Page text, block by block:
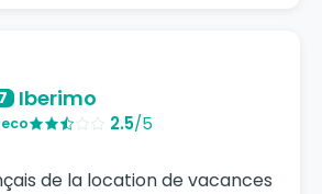
Iberimo
2.5/5
de la location de vacances